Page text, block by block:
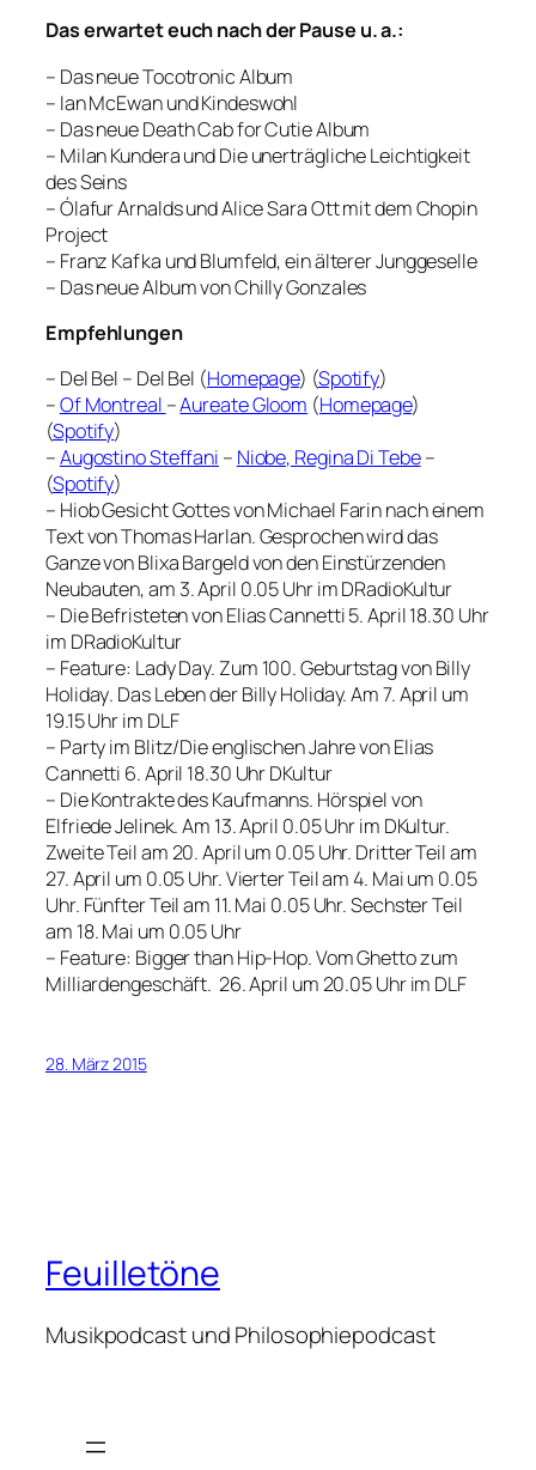
Das erwartet euch nach der Pause u. a.:
– Das neue Tocotronic Album
– Ian McEwan und Kindeswohl
– Das neue Death Cab for Cutie Album
– Milan Kundera und Die unerträgliche Leichtigkeit
des Seins
– Ólafur Arnalds und Alice Sara Ott mit dem Chopin
Project
– Franz Kafka und Blumfeld, ein älterer Junggeselle
– Das neue Album von Chilly Gonzales
Empfehlungen
– Del Bel – Del Bel (Homepage) (Spotify)
–Of Montreal –Aureate Gloom (Homepage)
(Spotify)
–Augostino Steffani – Niobe, Regina Di Tebe–
(Spotify)
– Hiob Gesicht Gottesvon Michael Farin nach einem
Text von Thomas Harlan. Gesprochen wird das
Ganze von Blixa Bargeld von den Einstürzenden
Neubauten, am 3. April 0.05 Uhr im DRadioKultur
– Die Befristetenvon Elias Cannetti 5. April 18.30 Uhr
im DRadioKultur
– Feature: Lady Day. Zum 100. Geburtstag von Billy
Holiday. Das Leben der Billy Holiday. Am 7. April um
19.15 Uhr im DLF
– Party im Blitz/Die englischen Jahrevon Elias
Cannetti 6. April 18.30 Uhr DKultur
– Die Kontrakte des Kaufmanns. Hörspiel von
Elfriede Jelinek. Am 13. April 0.05 Uhr im DKultur.
Zweite Teil am 20. April um 0.05 Uhr. Dritter Teil am
27. April um 0.05 Uhr. Vierter Teil am 4. Mai um 0.05
Uhr. Fünfter Teil am 11. Mai 0.05 Uhr. Sechster Teil
am 18. Mai um 0.05 Uhr
– Feature: Bigger than Hip-Hop. Vom Ghetto zum
Milliardengeschäft. 26. April um 20.05 Uhr im DLF
28. März 2015
Feuilletöne
Musikpodcast und Philosophiepodcast